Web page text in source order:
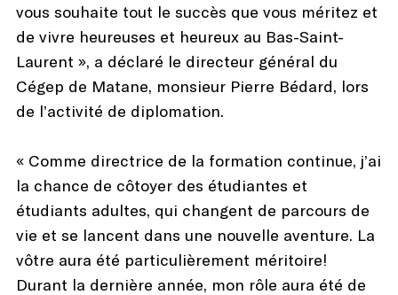
vous souhaite tout le succès que vous méritez et
de vivre heureuses et heureux au Bas-Saint-
Laurent », a déclaré le directeur général du
Cégep de Matane, monsieur Pierre Bédard, lors
de l’activité de diplomation.
« Comme directrice de la formation continue, j’ai
la chance de côtoyer des étudiantes et
étudiants adultes, qui changent de parcours de
vie et se lancent dans une nouvelle aventure. La
vôtre aura été particulièrement méritoire!
Durant la dernière année, mon rôle aura été de